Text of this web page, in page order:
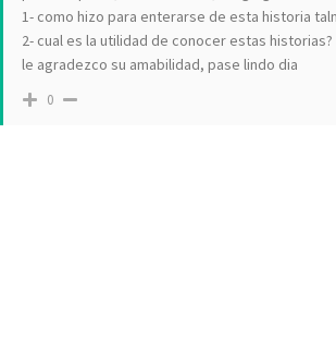
1- como hizo para enterarse de esta historia
2- cual es la utilidad de conocer estas historias?
le agradezco su amabilidad, pase lindo dia
0